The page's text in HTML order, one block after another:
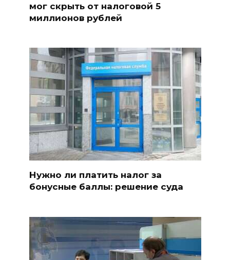
мог скрыть от налоговой 5
миллионов рублей
Нужно ли платить налог за
бонусные баллы: решение суда